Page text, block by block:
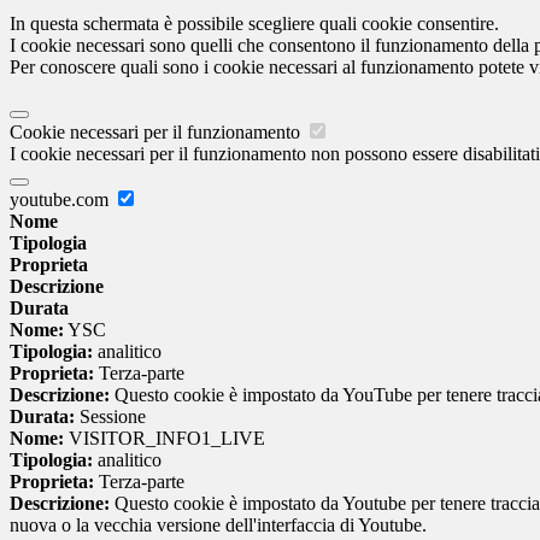
In questa schermata è possibile scegliere quali cookie consentire.
I cookie necessari sono quelli che consentono il funzionamento
Per conoscere quali sono i cookie necessari al funzionamento potete
Cookie necessari per il funzionamento
I cookie necessari per il funzionamento non possono essere
youtube.com
Nome
Tipologia
Proprieta
Descrizione
Durata
Nome: YSC
Tipologia: analitico
Proprieta: Terza-parte
Descrizione: Questo cookie è impostato da YouTube per tenere
Durata: Sessione
Nome: VISITOR_INFO1_LIVE
Tipologia: analitico
Proprieta: Terza-parte
Descrizione: Questo cookie è impostato da Youtube per tenere
nuova o la vecchia versione dell'interfaccia di Youtube.